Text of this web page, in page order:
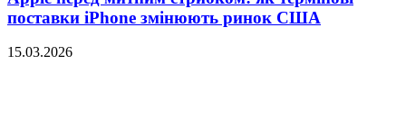
поставки iPhone змінюють ринок США
15.03.2026